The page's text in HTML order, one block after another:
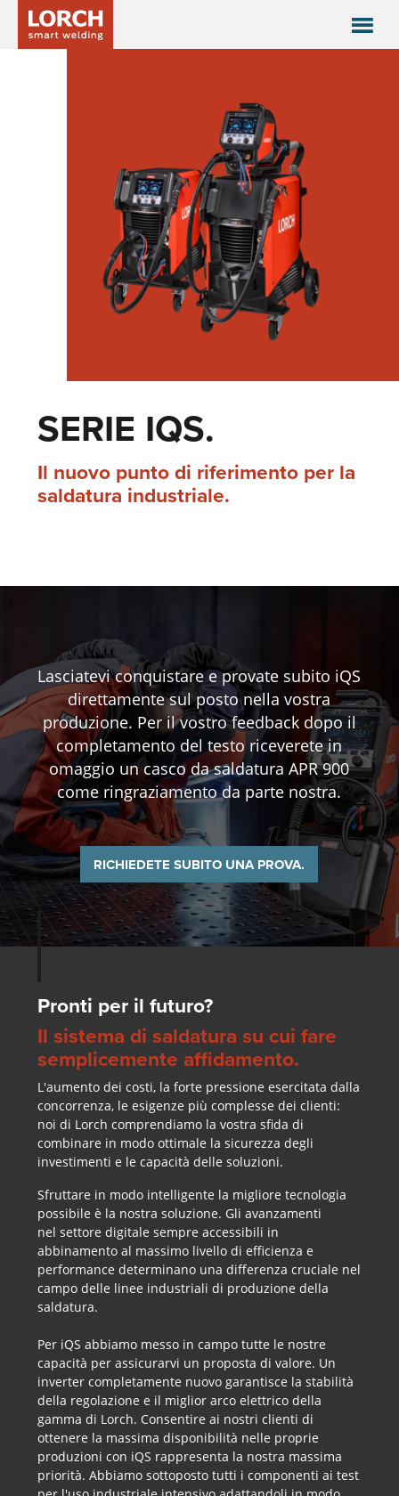
Serie iQS
SERIE IQS.
Il nuovo punto di riferimento per la
saldatura industriale.
Lasciatevi conquistare e provate subito iQS
direttamente sul posto nella vostra
produzione. Per il vostro feedback dopo il
completamento del testo riceverete in
omaggio un casco da saldatura APR 900
come ringraziamento da parte nostra.
RICHIEDETE SUBITO UNA PROVA.
Pronti per il futuro?
Il sistema di saldatura su cui fare
semplicemente affidamento.
L'aumento dei costi, la forte pressione esercitata dalla
concorrenza, le esigenze più complesse dei clienti:
noi di Lorch comprendiamo la vostra sfida di
combinare in modo ottimale la sicurezza degli
investimenti e le capacità delle soluzioni.
Sfruttare in modo intelligente la migliore tecnologia
possibile è la nostra soluzione. Gli avanzamenti
nel settore digitale sempre accessibili in
abbinamento al massimo livello di efficienza e
performance determinano una differenza cruciale nel
campo delle linee industriali di produzione della
saldatura.
Per iQS abbiamo messo in campo tutte le nostre
capacità per assicurarvi un proposta di valore. Un
inverter completamente nuovo garantisce la stabilità
della regolazione e il miglior arco elettrico della
gamma di Lorch. Consentire ai nostri clienti di
ottenere la massima disponibilità nelle proprie
produzioni con iQS rappresenta la nostra massima
priorità. Abbiamo sottoposto tutti i componenti ai test